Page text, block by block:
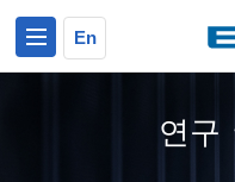
En
연구